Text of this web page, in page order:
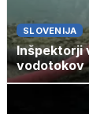
SLOVENIJA
Inšpektorji
vodotokov